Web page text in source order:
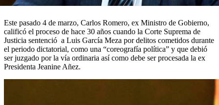
Este pasado 4 de marzo, Carlos Romero, ex Ministro de Gobierno,
calificó el proceso de hace 30 años cuando la Corte Suprema de
Justicia sentenció a Luis García Meza por delitos cometidos durante
el periodo dictatorial, como una “coreografía política” y que debió
ser juzgado por la vía ordinaria así como debe ser procesada la ex
Presidenta Jeanine Añez.